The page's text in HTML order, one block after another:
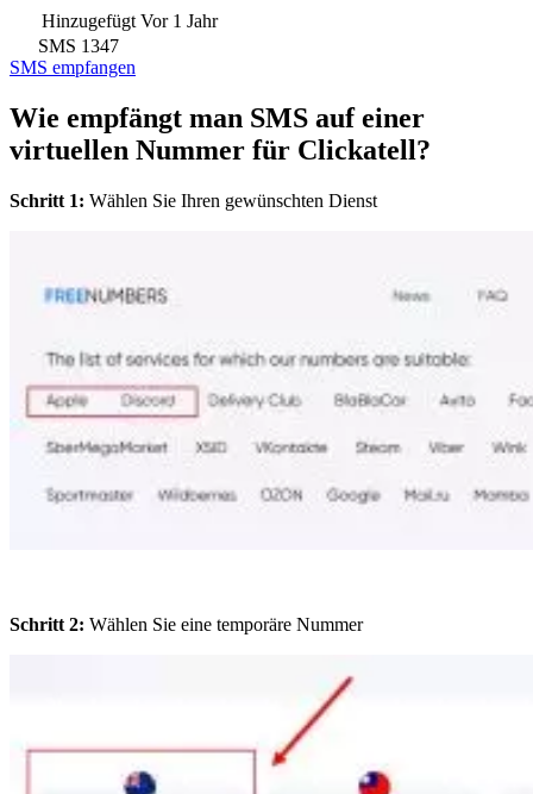
Hinzugefügt Vor 1 Jahr
SMS 1347
SMS empfangen
Wie empfängt man SMS auf einer
virtuellen Nummer für Clickatell?
Schritt 1: Wählen Sie Ihren gewünschten Dienst
Schritt 2: Wählen Sie eine temporäre Nummer